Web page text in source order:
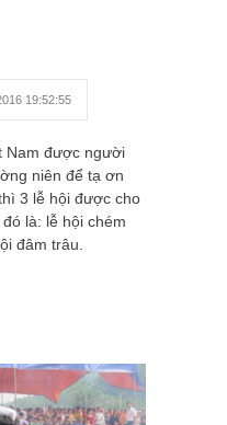
19:52:55
Nam được người
niên để tạ ơn
3 lễ hội được cho
là: lễ hội chém
đâm trâu.